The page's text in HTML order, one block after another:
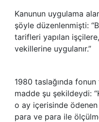
Kanunun uygulama
şöyle düzenlenmişti:
tarifleri yapılan
vekillerine uygulanır.”
1980 taslağında fonun
madde şu şekildeydi:
o ay içerisinde
para ve para ile